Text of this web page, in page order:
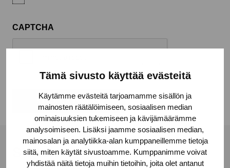
Tämä sivusto käyttää evästeitä
Käytämme evästeitä tarjoamamme sisällön ja
mainosten räätälöimiseen, sosiaalisen median
ominaisuuksien tukemiseen ja kävijämäärämme
analysoimiseen. Lisäksi jaamme sosiaalisen median,
mainosalan ja analytiikka-alan kumppaneillemme tietoja
siitä, miten käytät sivustoamme. Kumppanimme voivat
yhdistää näitä tietoja muihin tietoihin, joita olet antanut
CAPTCHA
Stiftelsen Pro Artibus